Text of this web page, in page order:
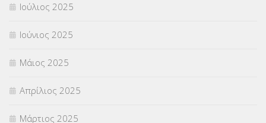
Ιούλιος 2025
Ιούνιος 2025
Μάιος 2025
Απρίλιος 2025
Μάρτιος 2025